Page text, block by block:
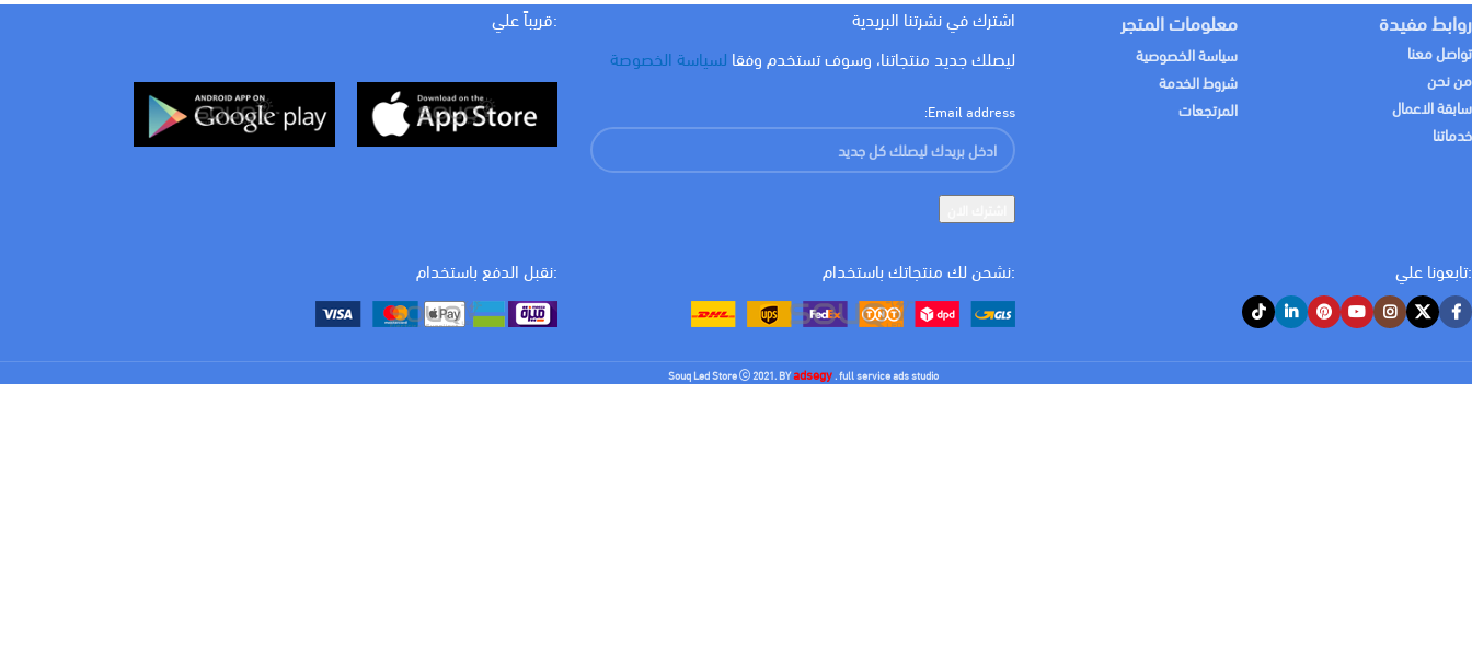
:قريباً علي
اشترك في نشرتنا البريدية
ليصلك جديد منتجاتنا، وسوف تستخدم وفقا لسياسة الخصوصة
Email address:
معلومات المتجر
سياسة الخصوصية
شروط الخدمة
المرتجعات
روابط مفيدة
تواصل معنا
من نحن
سابقة الاعمال
خدماتنا
:نقبل الدفع باستخدام :نشحن لك منتجاتك باستخدام :تابعونا علي
Souq Led Store 2021. BYadsegy. full service ads studio